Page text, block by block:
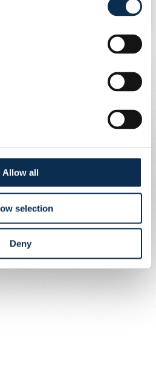
Allow all
selection
Deny
(60’ Hamoutahar)